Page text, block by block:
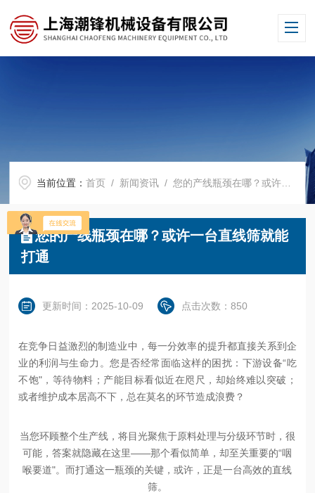
当前位置：首页 / 新闻资讯 / 您的产线瓶颈在哪？或许一台直线筛就能打通
您的产线瓶颈在哪？或许一台直线筛就能
打通
更新时间：2025-10-09 点击次数：850
在竞争日益激烈的制造业中，每一分效率的提升都直接关系到企
业的利润与生命力。您是否经常面临这样的困扰：下游设备“吃
不饱"，等待物料；产能目标看似近在咫尺，却始终难以突破；
或者维护成本居高不下，总在莫名的环节造成浪费？
当您环顾整个生产线，将目光聚焦于原料处理与分级环节时，很
可能，答案就隐藏在这里——那个看似简单，却至关重要的“咽
喉要道"。而打通这一瓶颈的关键，或许，正是一台高效的直线
筛。